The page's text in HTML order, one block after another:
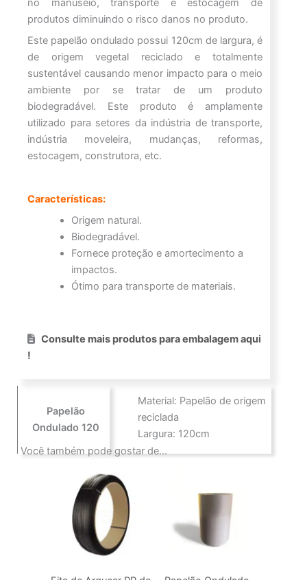
no manuseio, transporte e estocagem de
produtos diminuindo o risco danos no produto.
Este papelão ondulado possui 120cm de largura, é
de origem vegetal reciclado e totalmente
sustentável causando menor impacto para o meio
ambiente por se tratar de um produto
biodegradável. Este produto é amplamente
utilizado para setores da indústria de transporte,
indústria moveleira, mudanças, reformas,
estocagem, construtora, etc.
Características:
Origem natural.
Biodegradável.
Fornece proteção e amortecimento a
impactos.
Ótimo para transporte de materiais.
Consulte mais produtos para embalagem aqui
!
Papelão
Ondulado 120
Material: Papelão de origem
reciclada
Largura: 120cm
Você também pode gostar de…